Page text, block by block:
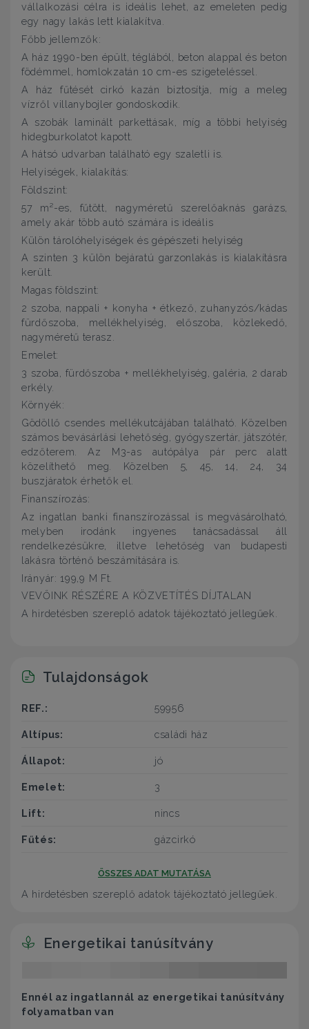
vállalkozási célra is ideális lehet, az emeleten pedig
egy nagy lakás lett kialakítva.
Főbb jellemzők:
A ház 1990-ben épült, téglából, beton alappal és beton
födémmel, homlokzatán 10 cm-es szigeteléssel.
A ház fűtését cirkó kazán biztosítja, míg a meleg
vízről villanybojler gondoskodik.
A szobák laminált parkettásak, míg a többi helyiség
hidegburkolatot kapott.
A hátsó udvarban található egy szaletli is.
Helyiségek, kialakítás:
Földszint:
57 m²-es, fűtött, nagyméretű szerelőaknás garázs,
amely akár több autó számára is ideális
Külön tárolóhelyiségek és gépészeti helyiség
A szinten 3 külön bejáratú garzonlakás is kialakításra
került.
Magas földszint:
2 szoba, nappali + konyha + étkező, zuhanyzós/kádas
fürdőszoba, mellékhelyiség, előszoba, közlekedő,
nagyméretű terasz.
Emelet:
3 szoba, fürdőszoba + mellékhelyiség, galéria, 2 darab
erkély.
Környék:
Gödöllő csendes mellékutcájában található. Közelben
számos bevásárlási lehetőség, gyógyszertár, játszótér,
edzőterem. Az M3-as autópálya pár perc alatt
közelíthető meg. Közelben 5, 45, 14, 24, 34
buszjáratok érhetők el.
Finanszírozás:
Az ingatlan banki finanszírozással is megvásárolható,
melyben irodánk ingyenes tanácsadással áll
rendelkezésükre, illetve lehetőség van budapesti
lakásra történő beszámítására is.
Irányár: 199,9 M Ft.
VEVŐINK RÉSZÉRE A KÖZVETÍTÉS DÍJTALAN
A hirdetésben szereplő adatok tájékoztató jellegűek.
Tulajdonságok
REF.: 59956
Altípus: családi ház
Állapot: jó
Emelet: 3
Lift: nincs
Fűtés: gázcirkó
ÖSSZES ADAT MUTATÁSA
A hirdetésben szereplő adatok tájékoztató jellegűek.
Energetikai tanúsítvány
Ennél az ingatlannál az energetikai tanúsítvány
folyamatban van